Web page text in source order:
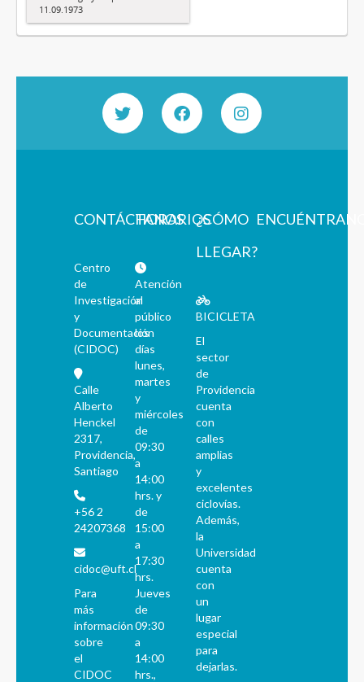
11.09.1973
CONTÁCTANOS
Centro
de
Investigación
y
Documentación
(CIDOC)
Calle
Alberto
Henckel
2317,
Providencia,
Santiago
+56 2
24207368
cidoc@uft.cl
Para
más
información
sobre
el
CIDOC
HORARIOS
Atención
al
público
los
días
lunes,
martes
y
miércoles
de
09:30
a
14:00
hrs. y
de
15:00
a
17:30
hrs.
Jueves
de
09:30
a
14:00
hrs.,
¿CÓMO
LLEGAR?
BICICLETA
El
sector
de
Providencia
cuenta
con
calles
amplias
y
excelentes
ciclovías.
Además,
la
Universidad
cuenta
con
un
lugar
especial
para
dejarlas.